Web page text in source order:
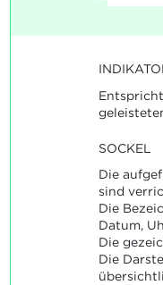
SOCKEL
Die
sind
Die
Datum,
Die
Die